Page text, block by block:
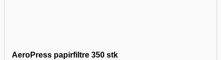
AeroPress papirfiltre 350 stk